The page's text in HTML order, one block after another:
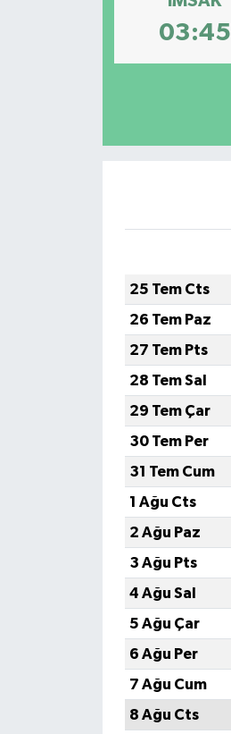
03:45
25 Tem Cts
26 Tem Paz
27 Tem Pts
28 Tem Sal
29 Tem Çar
30 Tem Per
31 Tem Cum
1 Ağu Cts
2 Ağu Paz
3 Ağu Pts
4 Ağu Sal
5 Ağu Çar
6 Ağu Per
7 Ağu Cum
8 Ağu Cts